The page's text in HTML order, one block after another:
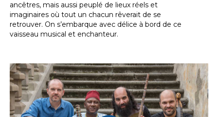
ancêtres, mais aussi peuplé de lieux réels et
imaginaires où tout un chacun rêverait de se
retrouver. On s’embarque avec délice à bord de ce
vaisseau musical et enchanteur.